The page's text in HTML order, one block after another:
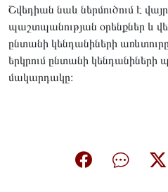
Շվեդիան նաև ներմուծում է
պաշտպանության օրենքներ և
ընտանի կենդանիների
երկրում ընտանի
մակարդակը։